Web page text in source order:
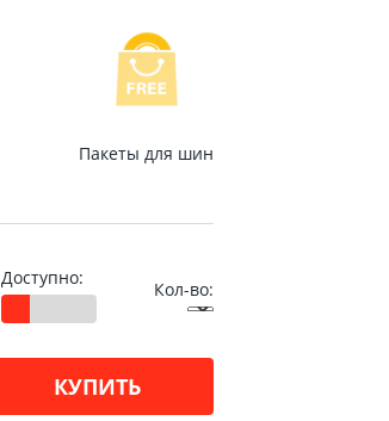
Пакеты для шин
Доступно:
Кол-во:
КУПИТЬ